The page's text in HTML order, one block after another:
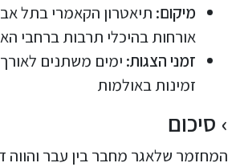
מיקום: תיאטרון הקאמרי בתל
אורחות בהיכלי תרבות ברחבי
זמני הצגות: ימים משתנים
זמינות באולמות
סיכום
המחזמר שלאגר מחבר בין עבר והווה